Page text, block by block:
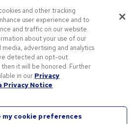
and other tracking
user experience and to
and traffic on our website.
about your use of our
media, advertising and analytics
detected an opt-out
it will be honored. Further
in our Privacy
Privacy Notice
my cookie preferences